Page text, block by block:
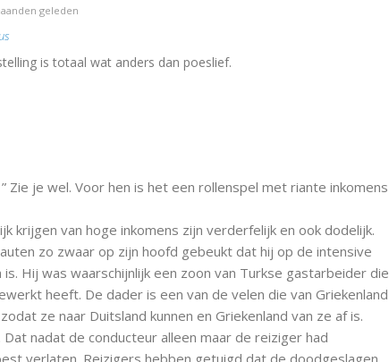
geleden
is totaal wat anders dan poeslief.
Zie je wel. Voor hen is het een rollenspel met riante inkomens
krijgen van hoge inkomens zijn verderfelijk en ook dodelijk.
zo zwaar op zijn hoofd gebeukt dat hij op de intensive
Hij was waarschijnlijk een zoon van Turkse gastarbeider die
heeft. De dader is een van de velen die van Griekenland
ze naar Duitsland kunnen en Griekenland van ze af is.
Dat nadat de conducteur alleen maar de reiziger had
verlaten. Reizigers hebben getuigd dat de doodgeslagen